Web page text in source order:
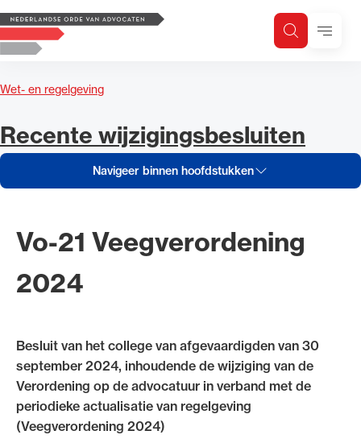
Logo, to the homepage
ZoekenMenu
Wet- en regelgeving
Navigeer binnen hoofdstukken
Vo-21 Veegverordening
2024
Besluit van het college van afgevaardigden van 30
september 2024, inhoudende de wijziging van de
Verordening op de advocatuur in verband met de
periodieke actualisatie van regelgeving
(Veegverordening 2024)
Navigeer inhoud van
Recente wijzigingsbesluiten
Navigeer inhoud van Recente
Zoeken
Zoek op trefwoord
Uitgelicht